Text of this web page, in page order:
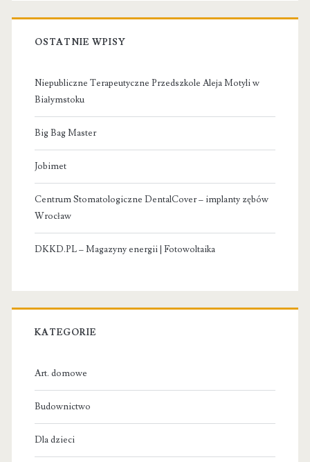
OSTATNIE WPISY
Niepubliczne Terapeutyczne Przedszkole Aleja Motyli w
Białymstoku
Big Bag Master
Jobimet
Centrum Stomatologiczne DentalCover – implanty zębów
Wrocław
DKKD.PL – Magazyny energii | Fotowoltaika
KATEGORIE
Art. domowe
Budownictwo
Dla dzieci